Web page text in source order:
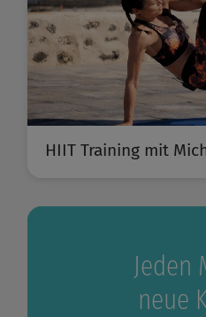
HIIT Training mit
Jeden
neue